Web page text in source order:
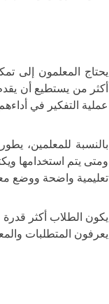
يحتاج المعلمون إلى
أكثر من يستطيع أن
عملية التفكير في
بالنسبة للمعلمين،
ومتى يتم استخدامها
تعليمية واضحة ووضع
يكون الطلاب أكثر قدرة
يعرفون المتطلبات